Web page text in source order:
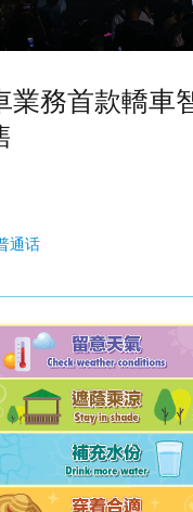
業務首款轎車